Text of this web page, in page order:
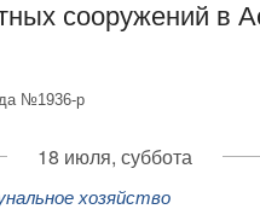
сооружений в
№1936-р
18 июля, суббота
хозяйство